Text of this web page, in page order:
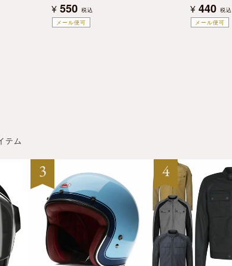
メール便可
¥ 550 税込
メール便可
¥ 440 税込
テム